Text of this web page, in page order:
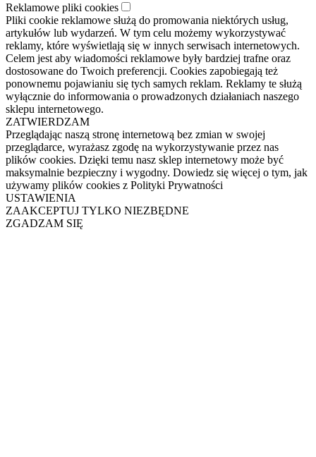
Reklamowe pliki cookies
Pliki cookie reklamowe służą do promowania niektórych usług,
artykułów lub wydarzeń. W tym celu możemy wykorzystywać
reklamy, które wyświetlają się w innych serwisach internetowych.
Celem jest aby wiadomości reklamowe były bardziej trafne oraz
dostosowane do Twoich preferencji. Cookies zapobiegają też
ponownemu pojawianiu się tych samych reklam. Reklamy te służą
wyłącznie do informowania o prowadzonych działaniach naszego
sklepu internetowego.
ZATWIERDZAM
Przeglądając naszą stronę internetową bez zmian w swojej
przeglądarce, wyrażasz zgodę na wykorzystywanie przez nas
plików cookies. Dzięki temu nasz sklep internetowy może być
maksymalnie bezpieczny i wygodny. Dowiedz się więcej o tym, jak
używamy plików cookies z Polityki Prywatności
USTAWIENIA
ZAAKCEPTUJ TYLKO NIEZBĘDNE
ZGADZAM SIĘ